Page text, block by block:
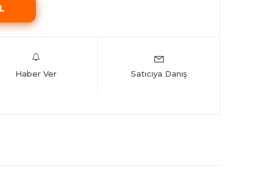
Haber Ver Satıcıya Danış